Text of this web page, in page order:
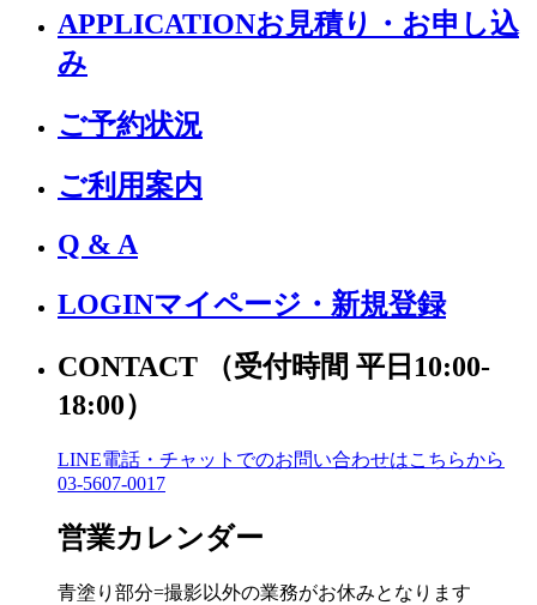
APPLICATIONお見積り・お申し込
み
ご予約状況
ご利用案内
Q & A
LOGINマイページ・新規登録
CONTACT
（受付時間 平日10:00-
18:00）
LINE電話・チャットでのお問い合わせはこちらから
03-5607-0017
営業カレンダー
青塗り 部分=撮影以外の業務がお休みとなります